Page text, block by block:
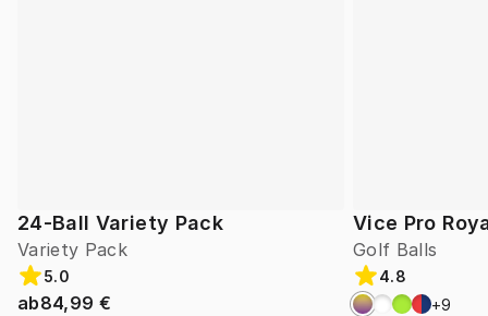
24-Ball Variety Pack
Variety Pack
5.0
ab84,99 €
Vice Pro
Golf Balls
4.8
+9